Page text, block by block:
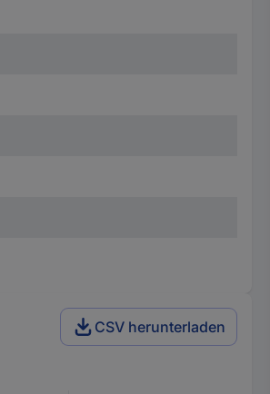
CSV herunterladen